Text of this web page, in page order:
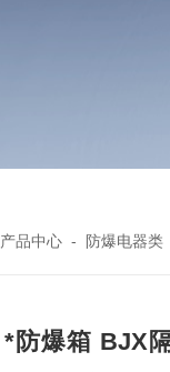
产品中心 - 防爆电器类
*防爆箱 BJX